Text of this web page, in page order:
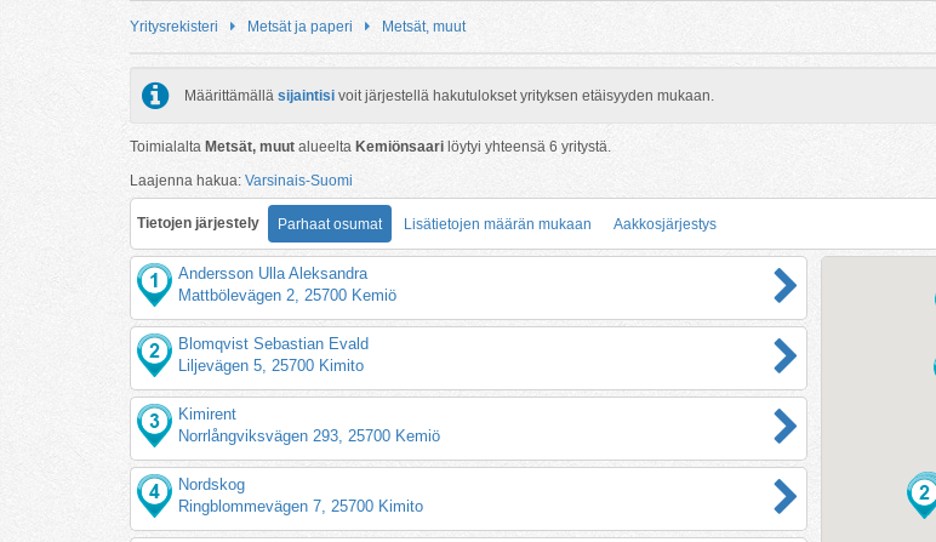
Yritysrekisteri Metsät ja paperi Metsät, muut
Määrittämällä sijaintisi voit järjestellä hakutulokset yrityksen etäisyyden mukaan.
Toimialalta Metsät, muut alueelta Kemiönsaari löytyi yhteensä 6 yritystä.
Laajenna hakua: Varsinais-Suomi
Tietojen järjestely Parhaat osumat Lisätietojen määrän mukaan Aakkosjärjestys
Andersson Ulla Aleksandra
Mattbölevägen 2, 25700 Kemiö
Blomqvist Sebastian Evald
Liljevägen 5, 25700 Kimito
Kimirent
Norrlångviksvägen 293, 25700 Kemiö
Nordskog
Ringblommevägen 7, 25700 Kimito